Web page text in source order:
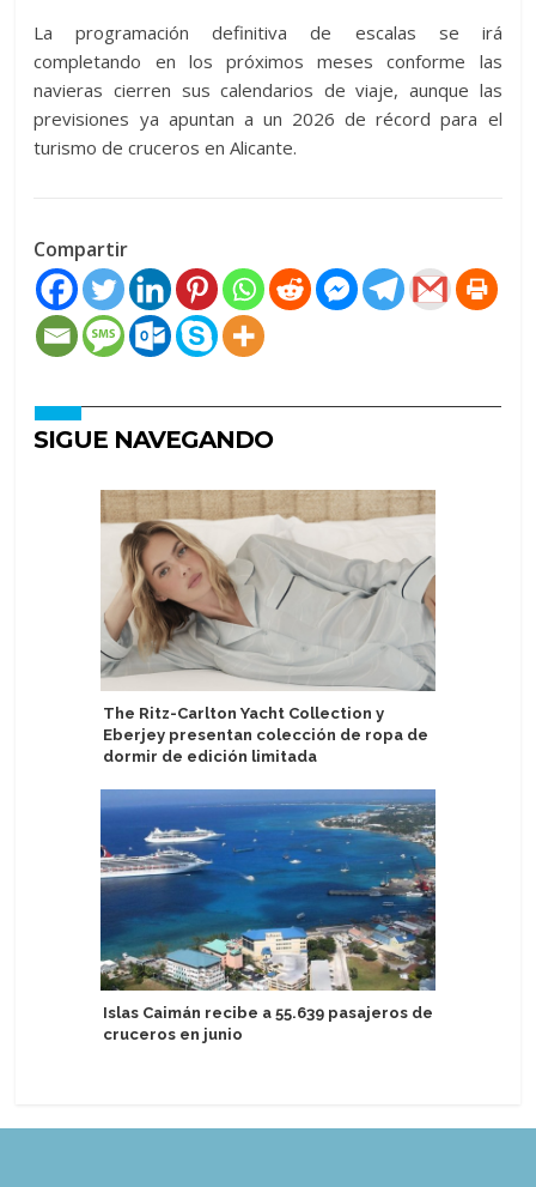
La programación definitiva de escalas se irá
completando en los próximos meses conforme las
navieras cierren sus calendarios de viaje, aunque las
previsiones ya apuntan a un 2026 de récord para el
turismo de cruceros en Alicante.
Compartir
SIGUE NAVEGANDO
The Ritz-Carlton Yacht Collection y
Eberjey presentan colección de ropa de
dormir de edición limitada
Islas Caimán recibe a 55.639 pasajeros de
cruceros en junio